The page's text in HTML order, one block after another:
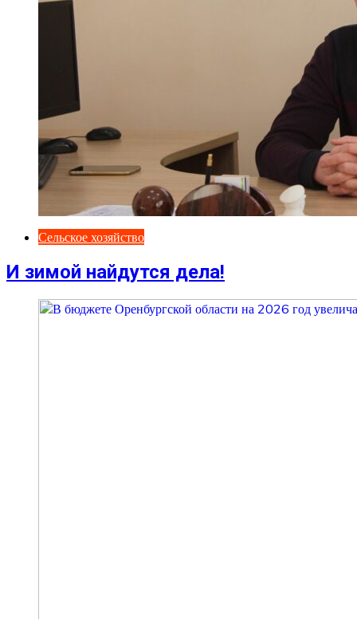
Сельское хозяйство
И зимой найдутся дела!